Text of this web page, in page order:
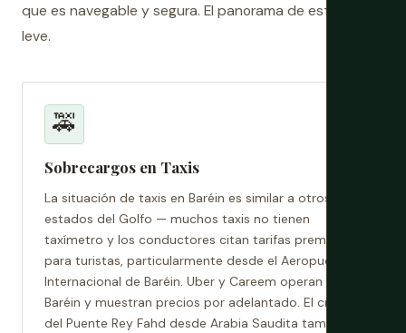
que es navegable y segura. El panorama de estafas es
leve.
🚕
Sobrecargos en Taxis
La situación de taxis en Baréin es similar a otros
estados del Golfo — muchos taxis no tienen
taxímetro y los conductores citan tarifas premium
para turistas, particularmente desde el Aeropuerto
Internacional de Baréin. Uber y Careem operan en
Baréin y muestran precios por adelantado. El cruce
del Puente Rey Fahd desde Arabia Saudita también